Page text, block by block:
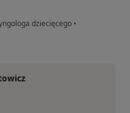
dziecięcego •